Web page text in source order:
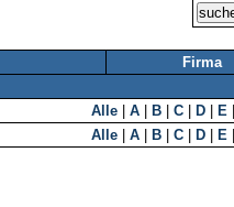
Firma
Alle A B C D E
Alle
A B C D E